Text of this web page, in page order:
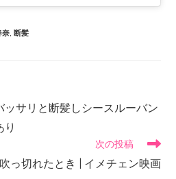
奈, 断髪
サリと断髪しシースルーバン
り
次の投稿
っ切れたとき | イメチェン映画